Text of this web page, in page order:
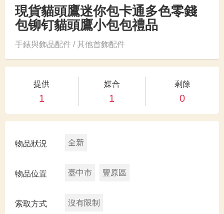
現貨貓頭鷹迷你包卡通多色零錢
包铆钉貓頭鷹小包包禮品
手錶與飾品配件 / 其他首飾配件
提供
1
媒合
1
剩餘
0
物品狀況 全新
物品位置 臺中市 豐原區
索取方式 沒有限制